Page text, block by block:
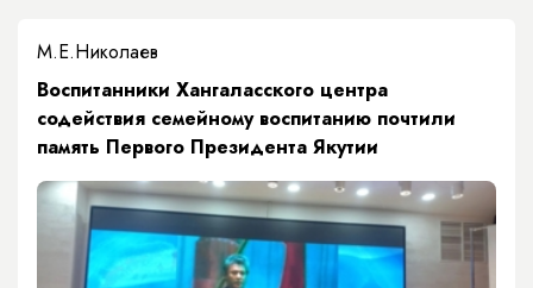
М.Е.Николаев
​Воспитанники Хангаласского центра
содействия семейному воспитанию почтили
память Первого Президента Якутии